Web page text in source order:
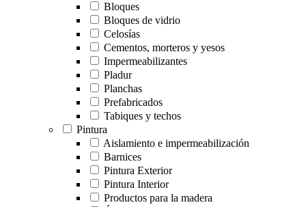
Bloques
Bloques de vidrio
Celosías
Cementos, morteros y yesos
Impermeabilizantes
Pladur
Planchas
Prefabricados
Tabiques y techos
Pintura
Aislamiento e impermeabilización
Barnices
Pintura Exterior
Pintura Interior
Productos para la madera